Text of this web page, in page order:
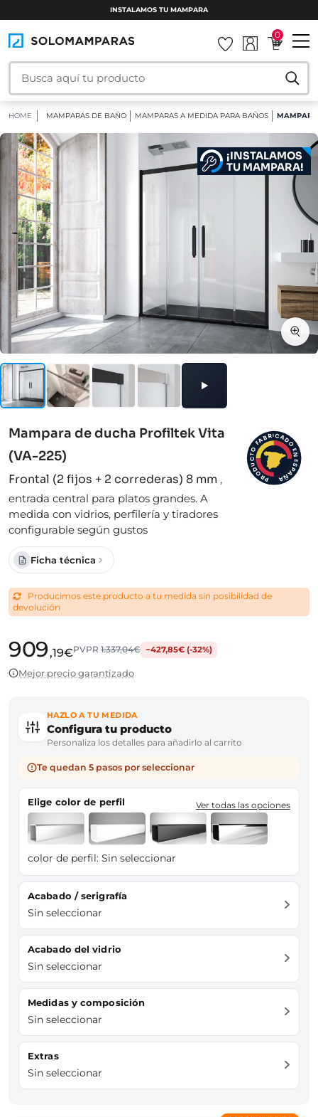
DEVOLUCIÓN GRATUITA EN 30 DÍAS
0
HOME MAMPARAS DE BAÑO MAMPARAS A MEDIDA PARA BAÑOS MAMPARA
¡INSTALAMOS
TU MAMPARA!
Mampara de ducha Profiltek Vita
(VA-225)
Frontal (2 fijos + 2 correderas) 8 mm ,
entrada central para platos grandes. A
medida con vidrios, perfilería y tiradores
configurable según gustos
P
R
O
D
U
C
T
O
FABRICADO
E
N
E
S
P
A
Ñ
A
Ficha técnica
Producimos este producto a tu medida sin posibilidad de
devolución
909,19€PVPR1.337,04€ −427,85€ (-32%)
Mejor precio garantizado
HAZLO A TU MEDIDA
Configura tu producto
Personaliza los detalles para añadirlo al carrito
Te quedan 5 pasos por seleccionar
Elige color de perfil Ver todas las opciones
color de perfil: Sin seleccionar
Acabado / serigrafía
Sin seleccionar
Acabado del vidrio
Sin seleccionar
Medidas y composición
Sin seleccionar
Extras
Sin seleccionar